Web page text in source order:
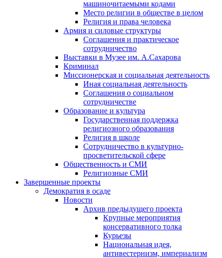
машиночитаемыми кодами
Место религии в обществе в целом
Религия и права человека
Армия и силовые структуры
Соглашения и практическое
сотрудничество
Выставки в Музее им. А.Сахарова
Криминал
Миссионерская и социальная деятельность
Иная социальная деятельность
Соглашения о социальном
сотрудничестве
Образование и культура
Государственная поддержка
религиозного образования
Религия в школе
Сотрудничество в культурно-
просветительской сфере
Общественность и СМИ
Религиозные СМИ
Завершенные проекты
Демократия в осаде
Новости
Архив предыдущего проекта
Крупные мероприятия
консервативного толка
Курьезы
Национальная идея,
антивестернизм, империализм